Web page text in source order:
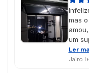
mas
um
Ler
Jairo